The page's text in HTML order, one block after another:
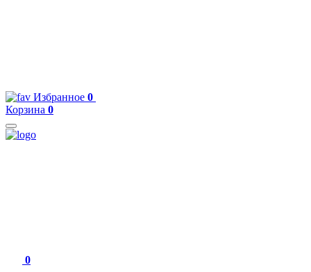
Избранное 0
Корзина 0
0